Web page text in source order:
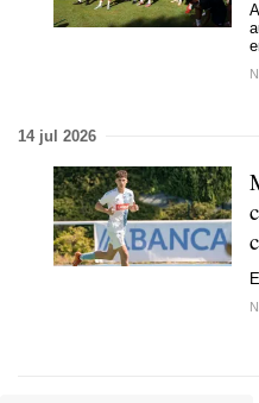
14 jul 2026